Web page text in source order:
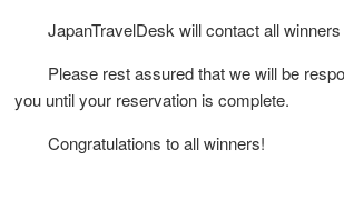
JapanTravelDesk will contact all winners
Please rest assured that we will be
you until your reservation is complete.
Congratulations to all winners!